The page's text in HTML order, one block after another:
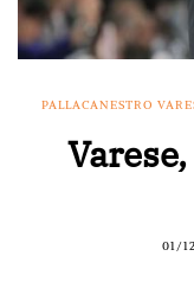
PALLACANESTRO
01/